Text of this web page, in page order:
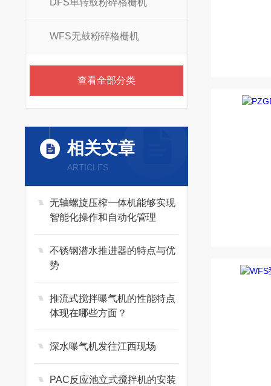
DFS单转鼓粉碎格栅机
WFS无鼓粉碎格栅机
查看全部分类
相关文章
ARTICLES
无轴螺旋压榨一体机能够实现
智能化操作和自动化管理
不锈钢潜水推进器的特点与优
势
推流式搅拌曝气机的性能特点
体现在哪些方面？
深水曝气机发往江西现场
PAC反应池立式搅拌机的安装